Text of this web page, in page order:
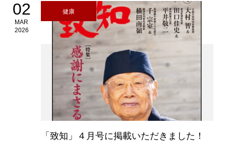
02
MAR
2026
健康
「致知」４月号に掲載いただきました！